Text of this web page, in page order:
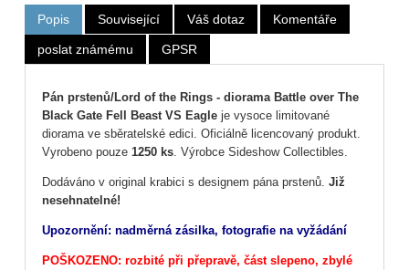
Popis Související Váš dotaz Komentáře
poslat známému GPSR
Pán prstenů/Lord of the Rings - diorama Battle over The
Black Gate Fell Beast VS Eagleje vysoce limitované
diorama ve sběratelské edici. Oficiálně licencovaný produkt.
Vyrobeno pouze 1250 ks . Výrobce Sideshow Collectibles.
Dodáváno v original krabici s designem pána prstenů.Již
nesehnatelné!
Upozornění: nadměrná zásilka, fotografie na vyžádání
POŠKOZENO: rozbité při přepravě, část slepeno, zbylé